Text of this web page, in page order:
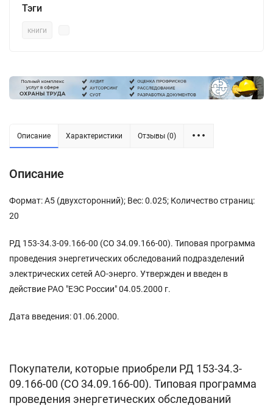
Тэги
книги
Описание Характеристики Отзывы (0)
Описание
Формат: А5 (двухсторонний); Вес: 0.025; Количество страниц:
20
РД 153-34.3-09.166-00 (СО 34.09.166-00). Типовая программа
проведения энергетических обследований подразделений
электрических сетей АО-энерго. Утвержден и введен в
действие РАО "ЕЭС России" 04.05.2000 г.
Дата введения: 01.06.2000.
Покупатели, которые приобрели РД 153-34.3-
09.166-00 (СО 34.09.166-00). Типовая программа
проведения энергетических обследований